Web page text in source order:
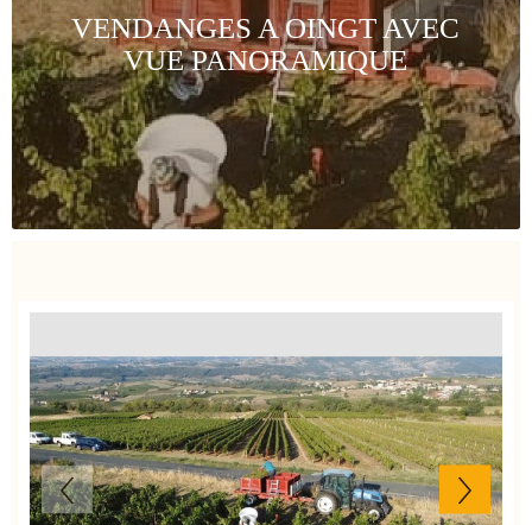
VENDANGES A OINGT AVEC
VUE PANORAMIQUE